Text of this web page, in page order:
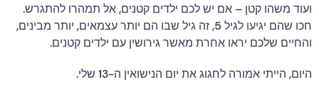
ועוד משהו קטן – אם יש לכם ילדים קטנים, אל תמהרו להתגרש.
חכו שהם יגיעו לגיל 5, זה גיל שבו הם יותר עצמאים, יותר מבינים,
והחיים שלכם יראו אחרת מאשר גירושין עם ילדים קטנים.
היום, הייתי אמורה לחגוג את יום הנישואין ה-13 שלי.